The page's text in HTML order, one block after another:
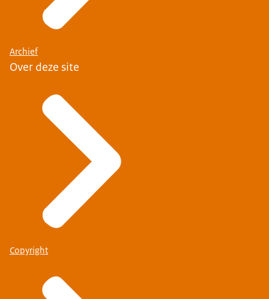
Archief
Over deze site
Copyright